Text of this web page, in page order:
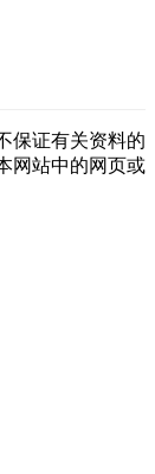
保证有关资料的
网站中的网页或